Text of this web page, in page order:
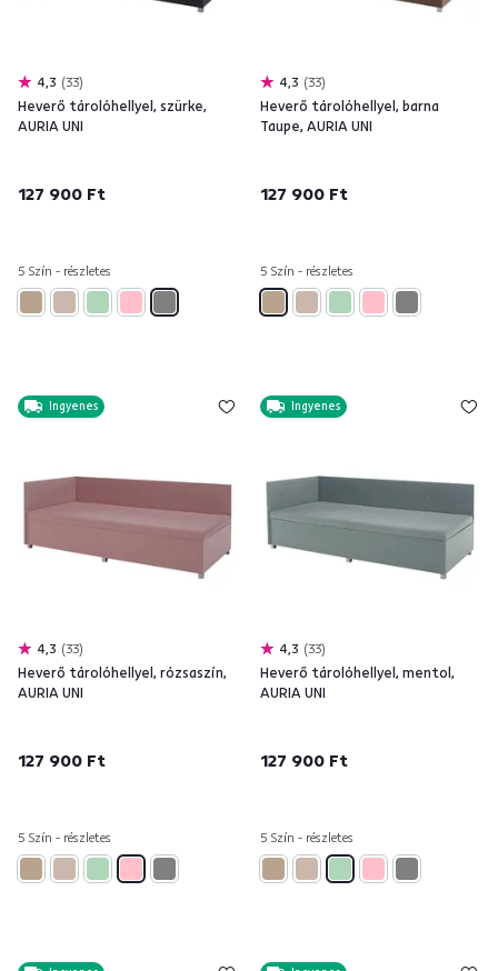
4,3 33
Heverő tárolóhellyel, szürke,
AURIA UNI
127 900 Ft
5 Szín - részletes
4,3 33
Heverő tárolóhellyel, barna
Taupe, AURIA UNI
127 900 Ft
5 Szín - részletes
Ingyenes
4,3 33
Heverő tárolóhellyel, rózsaszín,
AURIA UNI
127 900 Ft
5 Szín - részletes
Ingyenes
4,3 33
Heverő tárolóhellyel, mentol,
AURIA UNI
127 900 Ft
5 Szín - részletes